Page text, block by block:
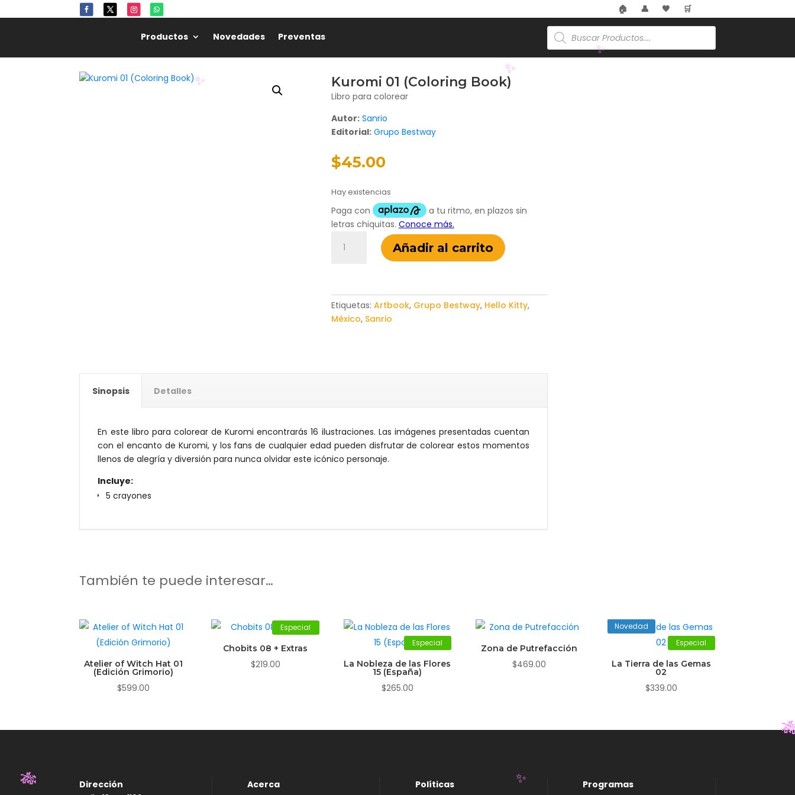
🏠 👤 🖤 🛒
Productos Novedades Preventas
Búsqueda
de
productos
Kuromi 01 (Coloring Book)
Libro para colorear
Autor: Sanrio
Editorial: Grupo Bestway
$45.00
Hay existencias
cantidad
Añadir al carrito
Etiquetas: Artbook, Grupo Bestway, Hello Kitty,
México, Sanrio
Sinopsis Detalles
En este libro para colorear de Kuromi encontrarás 16 ilustraciones. Las imágenes presentadas cuentan
con el encanto de Kuromi, y los fans de cualquier edad pueden disfrutar de colorear estos momentos
llenos de alegría y diversión para nunca olvidar este icónico personaje.
Incluye:
5 crayones
También te puede interesar…
Atelier of Witch Hat 01
(Edición Grimorio)
$599.00
Especial
Chobits 08 + Extras
$219.00
Especial
La Nobleza de las Flores
15 (España)
$265.00
Zona de Putrefacción
$469.00
Especial
Novedad
La Tierra de las Gemas
02
$339.00
Dirección
Acerca Políticas Programas
🎋
🏷️